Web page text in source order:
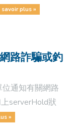
savoir plus »
路詐騙或釣
通知有關網路
serverHold狀
»